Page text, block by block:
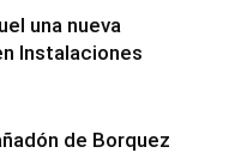
una nueva
Instalaciones
de Borquez